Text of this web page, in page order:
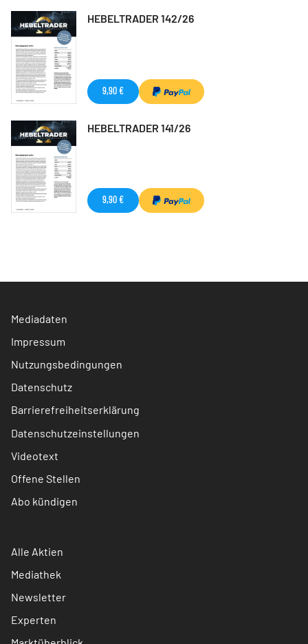
HEBELTRADER 142/26
9,90 €
HEBELTRADER 141/26
9,90 €
Mediadaten
Impressum
Nutzungsbedingungen
Datenschutz
Barrierefreiheitserklärung
Datenschutzeinstellungen
Videotext
Offene Stellen
Abo kündigen
Alle Aktien
Mediathek
Newsletter
Experten